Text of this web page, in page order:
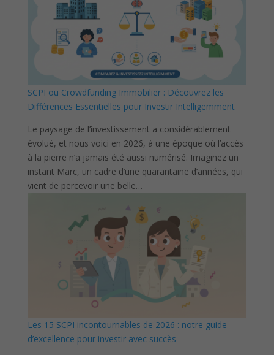
SCPI ou Crowdfunding Immobilier : Découvrez les
Différences Essentielles pour Investir Intelligemment
Le paysage de l’investissement a considérablement
évolué, et nous voici en 2026, à une époque où l’accès
à la pierre n’a jamais été aussi numérisé. Imaginez un
instant Marc, un cadre d’une quarantaine d’années, qui
vient de percevoir une belle…
Les 15 SCPI incontournables de 2026 : notre guide
d’excellence pour investir avec succès